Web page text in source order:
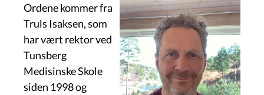
Ordene kommer fra
Truls Isaksen, som
har vært rektor ved
Tunsberg
Medisinske Skole
siden 1998 og